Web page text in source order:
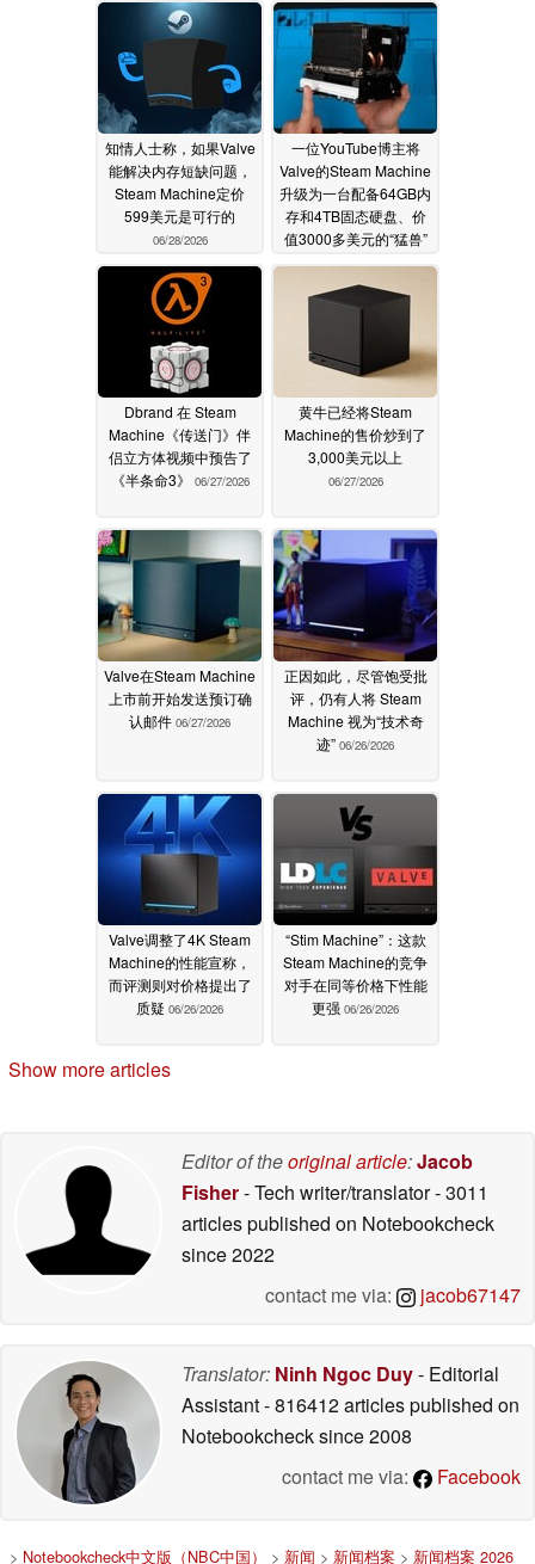
知情人士称，如果Valve
能解决内存短缺问题，
Steam Machine定价
599美元是可行的
06/28/2026
一位YouTube博主将
Valve的Steam Machine
升级为一台配备64GB内
存和4TB固态硬盘、价
值3000多美元的“猛兽”
06/27/2026
Dbrand 在 Steam
Machine《传送门》伴
侣立方体视频中预告了
《半条命3》
06/27/2026
黄牛已经将Steam
Machine的售价炒到了
3,000美元以上
06/27/2026
Valve在Steam Machine
上市前开始发送预订确
认邮件 06/27/2026
正因如此，尽管饱受批
评，仍有人将 Steam
Machine 视为“技术奇
迹” 06/26/2026
Valve调整了4K Steam
Machine的性能宣称，
而评测则对价格提出了
质疑 06/26/2026
“Stim Machine”：这款
Steam Machine的竞争
对手在同等价格下性能
更强 06/26/2026
Show more articles
Editor of theoriginal article:Jacob
Fisher- Tech writer/translator- 3011
articles published on Notebookcheck
since 2022
contact me via:
jacob67147
Translator: Ninh Ngoc Duy- Editorial
Assistant- 816412 articles published on
Notebookchecksince 2008
contact me via:
Facebook
> Notebookcheck中文版（NBC中国） > 新闻 > 新闻档案 > 新闻档案 2026